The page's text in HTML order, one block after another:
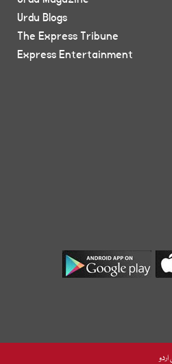
Urdu Blogs
The Express Tribune
Express Entertainment